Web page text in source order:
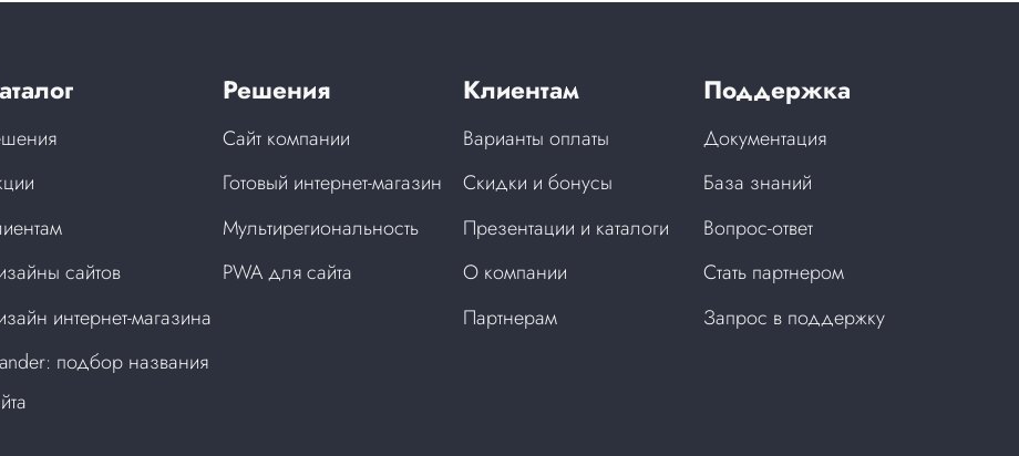
сайтов
интернет-магазина
подбор названия
Решения
Сайт компании
Готовый интернет-магазин
Мультирегиональность
PWA для сайта
Клиентам
Варианты оплаты
Скидки и бонусы
Презентации и каталоги
О компании
Партнерам
Поддержка
Документация
База знаний
Вопрос-ответ
Стать партнером
Запрос в поддержку